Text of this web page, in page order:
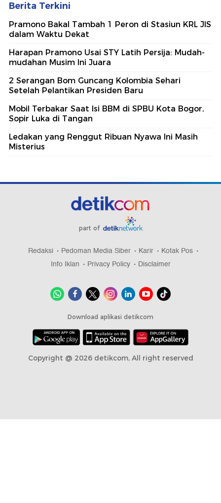
Berita Terkini
Pramono Bakal Tambah 1 Peron di Stasiun KRL JIS
dalam Waktu Dekat
Harapan Pramono Usai STY Latih Persija: Mudah-
mudahan Musim Ini Juara
2 Serangan Bom Guncang Kolombia Sehari
Setelah Pelantikan Presiden Baru
Mobil Terbakar Saat Isi BBM di SPBU Kota Bogor,
Sopir Luka di Tangan
Ledakan yang Renggut Ribuan Nyawa Ini Masih
Misterius
part of
Redaksi Pedoman Media Siber Karir
Kotak Pos
Info Iklan
Privacy Policy Disclaimer
Download aplikasi detikcom
Copyright @ 2026 detikcom, All right reserved